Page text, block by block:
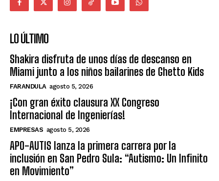
LO ÚLTIMO
Shakira disfruta de unos días de descanso en
Miami junto a los niños bailarines de Ghetto Kids
FARANDULA agosto 5, 2026
¡Con gran éxito clausura XX Congreso
Internacional de Ingenierías!
EMPRESAS agosto 5, 2026
APO-AUTIS lanza la primera carrera por la
inclusión en San Pedro Sula: “Autismo: Un Infinito
en Movimiento”